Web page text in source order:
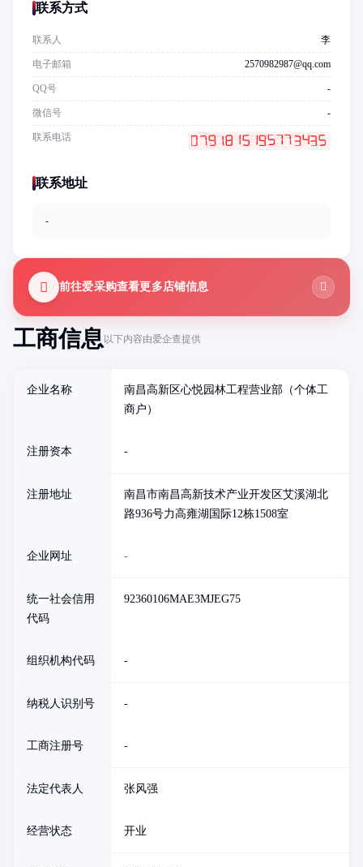
工商信息以下内容由爱企查提供
企业名称
南昌高新区心悦园林工程营业部（个体工
商户）
注册资本 -
注册地址
南昌市南昌高新技术产业开发区艾溪湖北
路936号力高雍湖国际12栋1508室
企业网址 -
统一社会信用
代码
92360106MAE3MJEG75
组织机构代码 -
纳税人识别号 -
工商注册号 -
法定代表人 张风强
经营状态 开业
联系方式
联系人 李
电子邮箱 2570982987@qq.com
QQ号 -
微信号 -
联系电话
联系地址
-
前往爱采购查看更多店铺信息